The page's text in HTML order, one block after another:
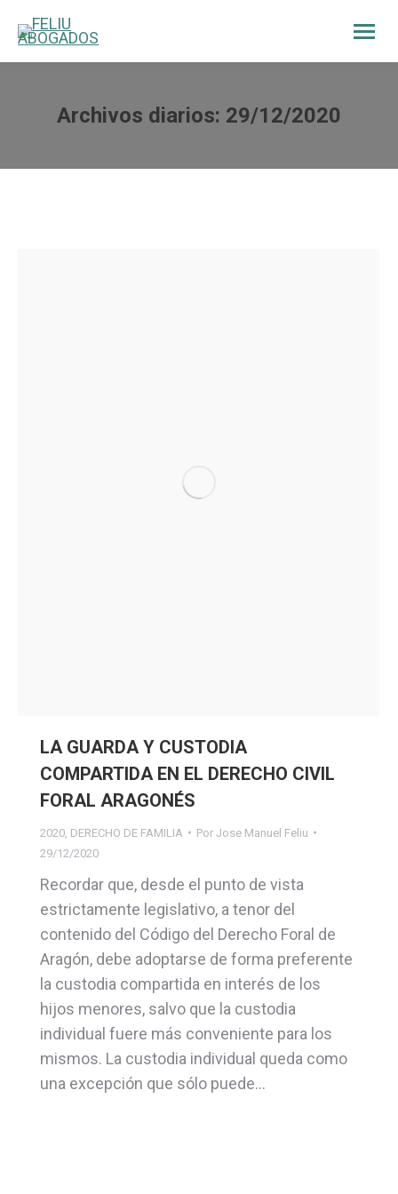
Archivos diarios: 29/12/2020
LA GUARDA Y CUSTODIA
COMPARTIDA EN EL DERECHO CIVIL
FORAL ARAGONÉS
2020 DERECHO DE FAMILIA Por Jose Manuel Feliu
29/12/2020
Recordar que, desde el punto de vista
estrictamente legislativo, a tenor del
contenido del Código del Derecho Foral de
Aragón, debe adoptarse de forma preferente
la custodia compartida en interés de los
hijos menores, salvo que la custodia
individual fuere más conveniente para los
mismos. La custodia individual queda como
una excepción que sólo puede…